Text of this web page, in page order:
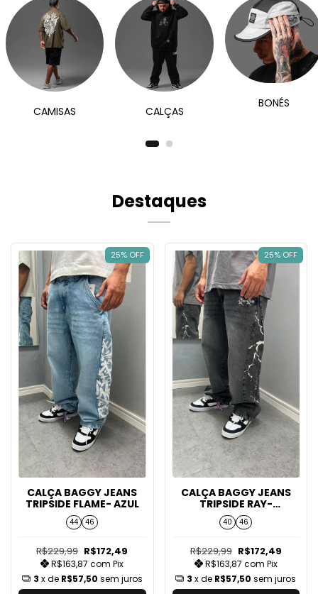
CAMISAS CALÇAS
BONÉS
Destaques
25% OFF
CALÇA BAGGY JEANS
TRIPSIDE FLAME- AZUL
44 46
R$229,99 R$172,49
R$163,87com Pix
3 x de R$57,50 sem juros
25% OFF
CALÇA BAGGY JEANS
TRIPSIDE RAY-
ESTONADO
40 46
R$229,99 R$172,49
R$163,87 com Pix
3 x de R$57,50 sem juros